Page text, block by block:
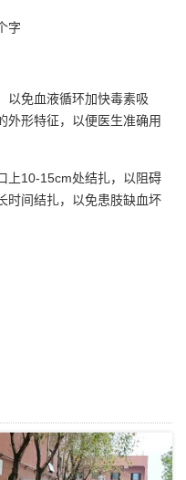
字
以免血液循环加快毒素吸
外形特征，以便医生准确用
上10-15cm处结扎，以阻碍
时间结扎，以免患肢缺血坏